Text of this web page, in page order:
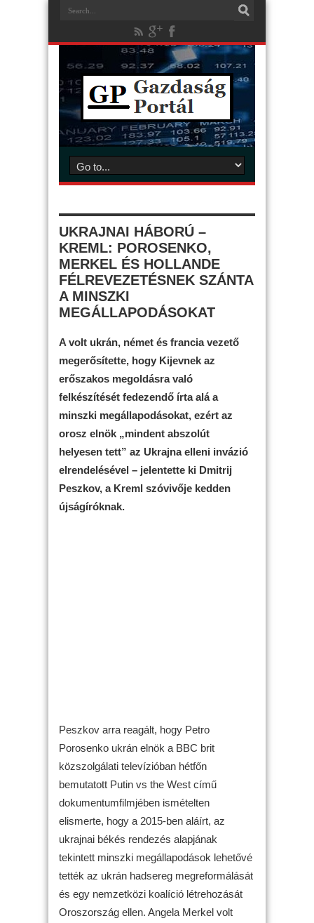
UKRAJNAI HÁBORÚ –
KREML: POROSENKO,
MERKEL ÉS HOLLANDE
FÉLREVEZETÉSNEK SZÁNTA
A MINSZKI
MEGÁLLAPODÁSOKAT
A volt ukrán, német és francia vezető
megerősítette, hogy Kijevnek az
erőszakos megoldásra való
felkészítését fedezendő írta alá a
minszki megállapodásokat, ezért az
orosz elnök „mindent abszolút
helyesen tett” az Ukrajna elleni invázió
elrendelésével – jelentette ki Dmitrij
Peszkov, a Kreml szóvivője kedden
újságíróknak.
Peszkov arra reagált, hogy Petro
Porosenko ukrán elnök a BBC brit
közszolgálati televízióban hétfőn
bemutatott Putin vs the West című
dokumentumfilmjében ismételten
elismerte, hogy a 2015-ben aláírt, az
ukrajnai békés rendezés alapjának
tekintett minszki megállapodások lehetővé
tették az ukrán hadsereg megreformálását
és egy nemzetközi koalíció létrehozását
Oroszország ellen. Angela Merkel volt